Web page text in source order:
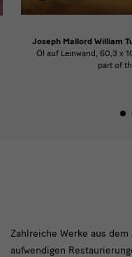
Joseph Mallord William
Öl auf Leinwand, 60,3 x
part of
Modul
Zahlreiche Werke aus
aufwendigen